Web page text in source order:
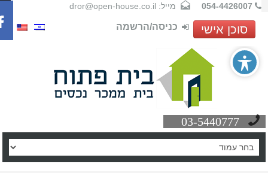
054-4426007 מייל: dror@open-house.co.il
סוכן אישי כניסה/הרשמה
03-5440777